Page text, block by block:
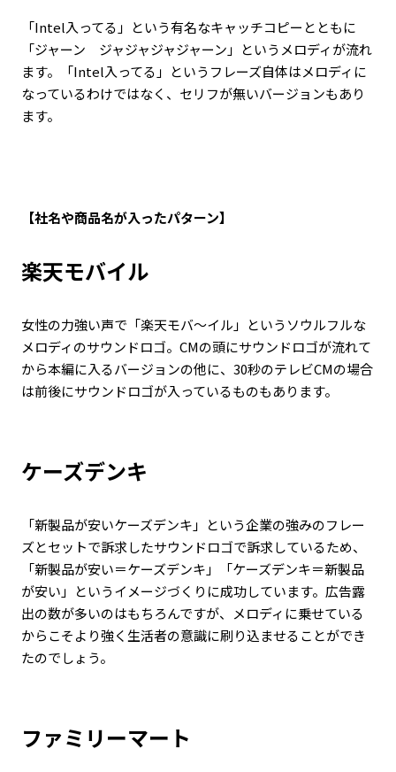
「Intel入ってる」という有名なキャッチコピーとともに
「ジャーン ジャジャジャジャーン」というメロディが流れ
ます。「Intel入ってる」というフレーズ自体はメロディに
なっているわけではなく、セリフが無いバージョンもあり
ます。
【社名や商品名が入ったパターン】
楽天モバイル
女性の力強い声で「楽天モバ～イル」というソウルフルな
メロディのサウンドロゴ。CMの頭にサウンドロゴが流れて
から本編に入るバージョンの他に、30秒のテレビCMの場合
は前後にサウンドロゴが入っているものもあります。
ケーズデンキ
「新製品が安いケーズデンキ」という企業の強みのフレー
ズとセットで訴求したサウンドロゴで訴求しているため、
「新製品が安い＝ケーズデンキ」「ケーズデンキ＝新製品
が安い」というイメージづくりに成功しています。広告露
出の数が多いのはもちろんですが、メロディに乗せている
からこそより強く生活者の意識に刷り込ませることができ
たのでしょう。
ファミリーマート